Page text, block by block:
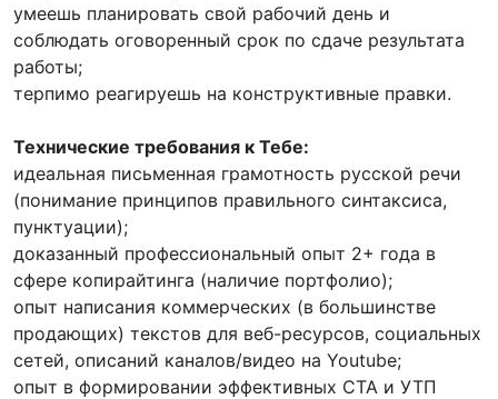
умеешь планировать свой рабочий день и
соблюдать оговоренный срок по сдаче результата
работы;
терпимо реагируешь на конструктивные правки.
Технические требования к Тебе:
идеальная письменная грамотность русской речи
(понимание принципов правильного синтаксиса,
пунктуации);
доказанный профессиональный опыт 2+ года в
сфере копирайтинга (наличие портфолио);
опыт написания коммерческих (в большинстве
продающих) текстов для веб-ресурсов, социальных
сетей, описаний каналов/видео на Youtube;
опыт в формировании эффективных CTA и УТП